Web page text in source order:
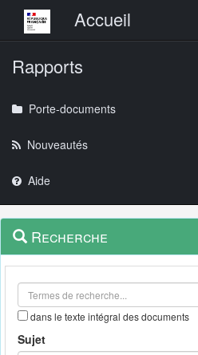
Menu principalAccueil
Rapports
Porte-documents
Nouveautés
Aide
Navigation
outils
Menu
contextuel
Recherche
dans le texte intégral des documents
Sujet